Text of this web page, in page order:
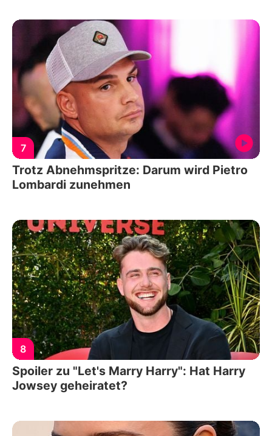
7
Trotz Abnehmspritze: Darum wird Pietro
Lombardi zunehmen
8
Spoiler zu "Let's Marry Harry": Hat Harry
Jowsey geheiratet?